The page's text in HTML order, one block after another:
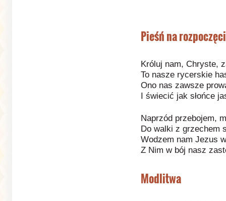
Pieśń na
Króluj nam, Chryste,
To nasze rycerskie
Ono nas zawsze
I świecić jak słońce
Naprzód przebojem,
Do walki z grzechem
Wodzem nam Jezus
Z Nim w bój nasz
Modlitwa